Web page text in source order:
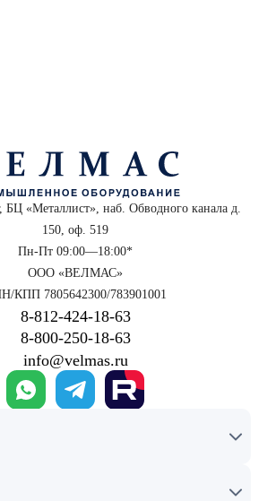
БЦ «Металлист», наб. Обводного канала д.
150, оф. 519
Пн-Пт 09:00—18:00*
ООО «ВЕЛМАС»
КПП 7805642300/783901001
8‑812‑424‑18‑63
8‑800‑250‑18‑63
info@velmas.ru